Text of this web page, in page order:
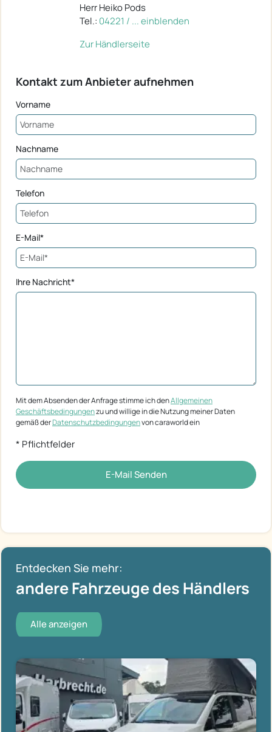
Herr Heiko Pods
Tel.: 04221 / ... einblenden
Zur Händlerseite
Kontakt zum Anbieter aufnehmen
Vorname
Nachname
Telefon
E-Mail*
Ihre Nachricht*
Mit dem Absenden der Anfrage stimme ich denAllgemeinen
Geschäftsbedingungenzu und willige in die Nutzung meiner Daten
gemäß derDatenschutzbedingungenvon caraworld ein
* Pflichtfelder
E-Mail Senden
Entdecken Sie mehr:
andere Fahrzeuge des Händlers
Alle anzeigen